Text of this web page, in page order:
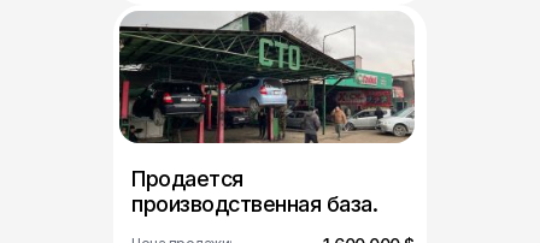
Продается
производственная база.